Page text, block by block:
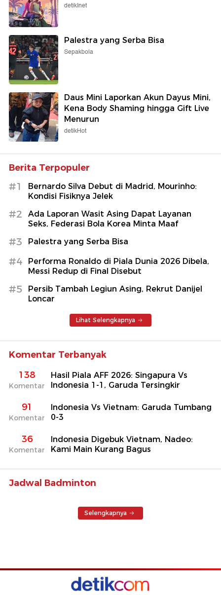
detikInet
Palestra yang Serba Bisa
Sepakbola
Daus Mini Laporkan Akun Dayus Mini,
Kena Body Shaming hingga Gift Live
Menurun
detikHot
Berita Terpopuler
#1
Bernardo Silva Debut di Madrid, Mourinho:
Kondisi Fisiknya Jelek
#2
Ada Laporan Wasit Asing Dapat Layanan
Seks, Federasi Bola Korea Minta Maaf
#3 Palestra yang Serba Bisa
#4
Performa Ronaldo di Piala Dunia 2026 Dibela,
Messi Redup di Final Disebut
#5
Persib Tambah Legiun Asing, Rekrut Danijel
Loncar
Lihat Selengkapnya
Komentar Terbanyak
138
Komentar
Hasil Piala AFF 2026: Singapura Vs
Indonesia 1-1, Garuda Tersingkir
91
Komentar
Indonesia Vs Vietnam: Garuda Tumbang
0-3
36
Komentar
Indonesia Digebuk Vietnam, Nadeo:
Kami Main Kurang Bagus
Jadwal Badminton
Selengkapnya